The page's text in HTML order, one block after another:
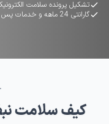
تشکیل پرونده سلامت
گارانتی 24 ماهه و خدمات پس از فروش 5‌ساله
کیف سلامت